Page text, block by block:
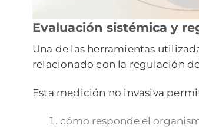
Evaluación sistémica y
Una de las herramientas
relacionado con la regulación
Esta medición no invasiva
cómo responde el